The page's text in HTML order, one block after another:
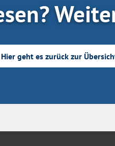
Hier geht es zurück zur